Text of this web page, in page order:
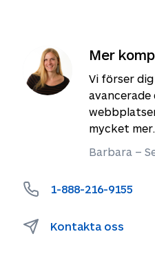
Mer
Vi förser
avancerade
mycket mer.
Barbara –
1-888-216-9155
Kontakta oss